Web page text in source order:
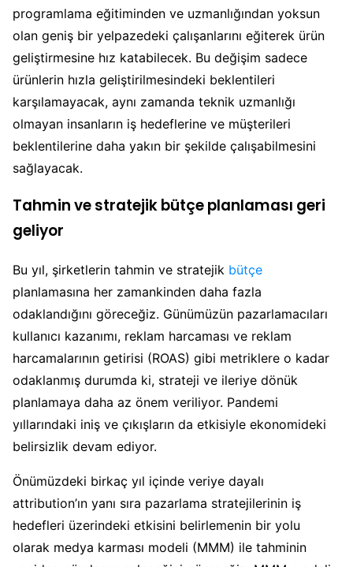
programlama eğitiminden ve uzmanlığından yoksun
olan geniş bir yelpazedeki çalışanlarını eğiterek ürün
geliştirmesine hız katabilecek. Bu değişim sadece
ürünlerin hızla geliştirilmesindeki beklentileri
karşılamayacak, aynı zamanda teknik uzmanlığı
olmayan insanların iş hedeflerine ve müşterileri
beklentilerine daha yakın bir şekilde çalışabilmesini
sağlayacak.
Tahmin ve stratejik bütçe planlaması geri
geliyor
Bu yıl, şirketlerin tahmin ve stratejik bütçe
planlamasına her zamankinden daha fazla
odaklandığını göreceğiz. Günümüzün pazarlamacıları
kullanıcı kazanımı, reklam harcaması ve reklam
harcamalarının getirisi (ROAS) gibi metriklere o kadar
odaklanmış durumda ki, strateji ve ileriye dönük
planlamaya daha az önem veriliyor. Pandemi
yıllarındaki iniş ve çıkışların da etkisiyle ekonomideki
belirsizlik devam ediyor.
Önümüzdeki birkaç yıl içinde veriye dayalı
attribution’ın yanı sıra pazarlama stratejilerinin iş
hedefleri üzerindeki etkisini belirlemenin bir yolu
olarak medya karması modeli (MMM) ile tahminin